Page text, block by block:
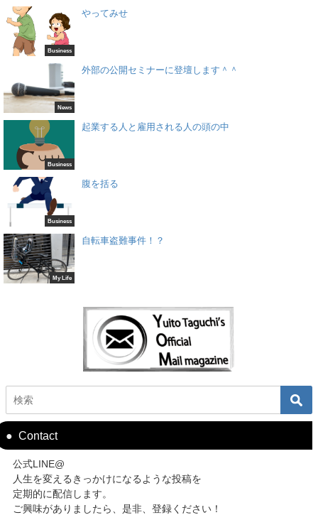
Business
やってみせ
News
外部の公開セミナーに登壇します＾＾
Business
起業する人と雇用される人の頭の中
Business
腹を括る
My Life
自転車盗難事件！？
Contact
公式LINE@
人生を変えるきっかけになるような投稿を
定期的に配信します。
ご興味がありましたら、是非、登録ください！